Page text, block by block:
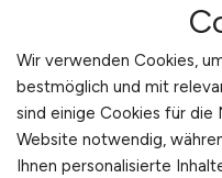
und der Bedeutung
das diese
übernimmt. Der
Geräteverwaltung
ist jedoch eng, und
Wir verwenden Cookies,
bestmöglich und mit
sind einige Cookies für die
Website notwendig,
Ihnen personalisierte